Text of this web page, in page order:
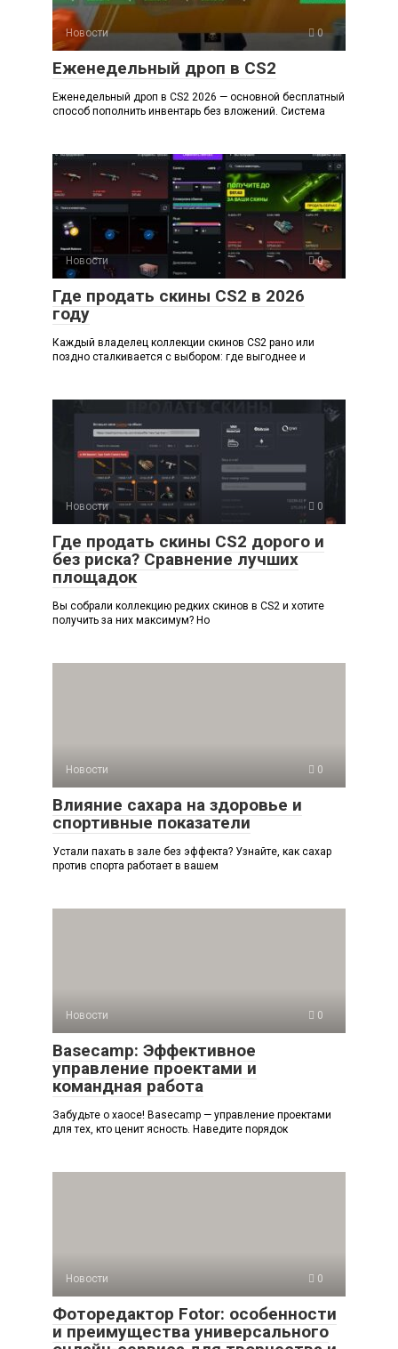
Новости 0
Еженедельный дроп в CS2
Еженедельный дроп в CS2 2026 — основной бесплатный
способ пополнить инвентарь без вложений. Система
Новости 0
Где продать скины CS2 в 2026
году
Каждый владелец коллекции скинов CS2 рано или
поздно сталкивается с выбором: где выгоднее и
Новости 0
Где продать скины CS2 дорого и
без риска? Сравнение лучших
площадок
Вы собрали коллекцию редких скинов в CS2 и хотите
получить за них максимум? Но
Новости 0
Влияние сахара на здоровье и
спортивные показатели
Устали пахать в зале без эффекта? Узнайте, как сахар
против спорта работает в вашем
Новости 0
Basecamp: Эффективное
управление проектами и
командная работа
Забудьте о хаосе! Basecamp — управление проектами
для тех, кто ценит ясность. Наведите порядок
Новости 0
Фоторедактор Fotor: особенности
и преимущества универсального